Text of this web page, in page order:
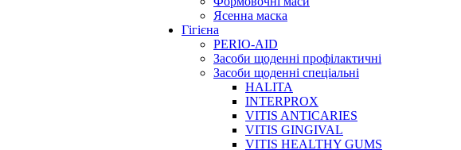
Ясенна маска
Гігієна
PERIO-AID
Засоби щоденні профілактичні
Засоби щоденні спеціальні
HALITA
INTERPROX
VITIS ANTICARIES
VITIS GINGIVAL
VITIS HEALTHY GUMS